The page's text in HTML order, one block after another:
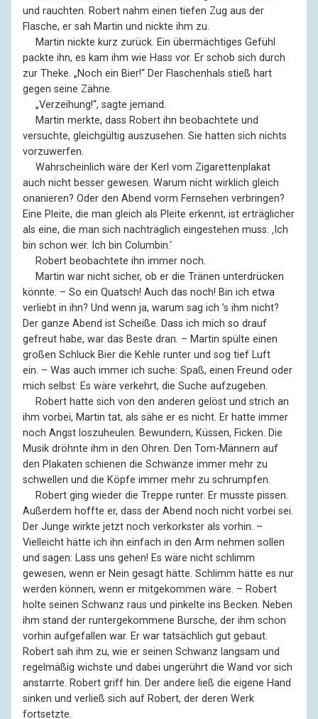
und rauchten. Robert nahm einen tiefen Zug aus der
Flasche, er sah Martin und nickte ihm zu.
Martin nickte kurz zurück. Ein übermächtiges Gefühl
packte ihn, es kam ihm wie Hass vor. Er schob sich durch
zur Theke. „Noch ein Bier!“ Der Flaschenhals stieß hart
gegen seine Zähne.
„Verzeihung!“, sagte jemand.
Martin merkte, dass Robert ihn beobachtete und
versuchte, gleichgültig auszusehen. Sie hatten sich nichts
vorzuwerfen.
Wahrscheinlich wäre der Kerl vom Zigarettenplakat
auch nicht besser gewesen. Warum nicht wirklich gleich
onanieren? Oder den Abend vorm Fernsehen verbringen?
Eine Pleite, die man gleich als Pleite erkennt, ist erträglicher
als eine, die man sich nachträglich eingestehen muss. ‚Ich
bin schon wer. Ich bin Columbin.‘
Robert beobachtete ihn immer noch.
Martin war nicht sicher, ob er die Tränen unterdrücken
könnte. – So ein Quatsch! Auch das noch! Bin ich etwa
verliebt in ihn? Und wenn ja, warum sag ich ’s ihm nicht?
Der ganze Abend ist Scheiße. Dass ich mich so drauf
gefreut habe, war das Beste dran. – Martin spülte einen
großen Schluck Bier die Kehle runter und sog tief Luft
ein. – Was auch immer ich suche: Spaß, einen Freund oder
mich selbst: Es wäre verkehrt, die Suche aufzugeben.
Robert hatte sich von den anderen gelöst und strich an
ihm vorbei, Martin tat, als sähe er es nicht. Er hatte immer
noch Angst loszuheulen. Bewundern, Küssen, Ficken. Die
Musik dröhnte ihm in den Ohren. Den Tom-Männern auf
den Plakaten schienen die Schwänze immer mehr zu
schwellen und die Köpfe immer mehr zu schrumpfen.
Robert ging wieder die Treppe runter. Er musste pissen.
Außerdem hoffte er, dass der Abend noch nicht vorbei sei.
Der Junge wirkte jetzt noch verkorkster als vorhin. –
Vielleicht hätte ich ihn einfach in den Arm nehmen sollen
und sagen: Lass uns gehen! Es wäre nicht schlimm
gewesen, wenn er Nein gesagt hätte. Schlimm hätte es nur
werden können, wenn er mitgekommen wäre. – Robert
holte seinen Schwanz raus und pinkelte ins Becken. Neben
ihm stand der runtergekommene Bursche, der ihm schon
vorhin aufgefallen war. Er war tatsächlich gut gebaut.
Robert sah ihm zu, wie er seinen Schwanz langsam und
regelmäßig wichste und dabei ungerührt die Wand vor sich
anstarrte. Robert griff hin. Der andere ließ die eigene Hand
sinken und verließ sich auf Robert, der deren Werk
fortsetzte.